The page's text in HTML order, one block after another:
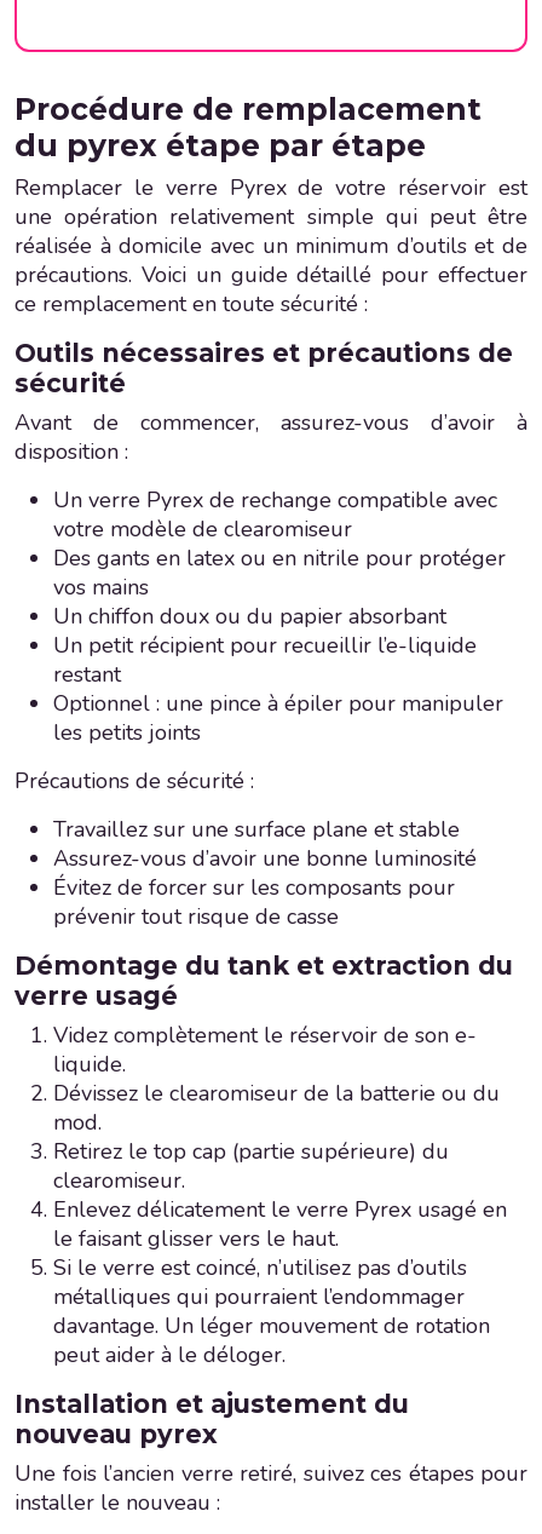
Procédure de remplacement
du pyrex étape par étape
Remplacer le verre Pyrex de votre réservoir est
une opération relativement simple qui peut être
réalisée à domicile avec un minimum d’outils et de
précautions. Voici un guide détaillé pour effectuer
ce remplacement en toute sécurité :
Outils nécessaires et précautions de
sécurité
Avant de commencer, assurez-vous d’avoir à
disposition :
Un verre Pyrex de rechange compatible avec
votre modèle de clearomiseur
Des gants en latex ou en nitrile pour protéger
vos mains
Un chiffon doux ou du papier absorbant
Un petit récipient pour recueillir l’e-liquide
restant
Optionnel : une pince à épiler pour manipuler
les petits joints
Précautions de sécurité :
Travaillez sur une surface plane et stable
Assurez-vous d’avoir une bonne luminosité
Évitez de forcer sur les composants pour
prévenir tout risque de casse
Démontage du tank et extraction du
verre usagé
Videz complètement le réservoir de son e-
liquide.
Dévissez le clearomiseur de la batterie ou du
mod.
Retirez le top cap (partie supérieure) du
clearomiseur.
Enlevez délicatement le verre Pyrex usagé en
le faisant glisser vers le haut.
Si le verre est coincé, n’utilisez pas d’outils
métalliques qui pourraient l’endommager
davantage. Un léger mouvement de rotation
peut aider à le déloger.
Installation et ajustement du
nouveau pyrex
Une fois l’ancien verre retiré, suivez ces étapes pour
installer le nouveau :